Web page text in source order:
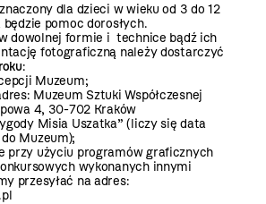
dla dzieci w wieku od 3 do 12
pomoc dorosłych.
dowolnej formie i technice bądź ich
fotograficzną należy dostarczyć
:
Muzeum;
Muzeum Sztuki Współczesnej
4, 30-702 Kraków
Misia Uszatka” (liczy się data
Muzeum);
przy użyciu programów graficznych
wykonanych innymi
przesyłać na adres: